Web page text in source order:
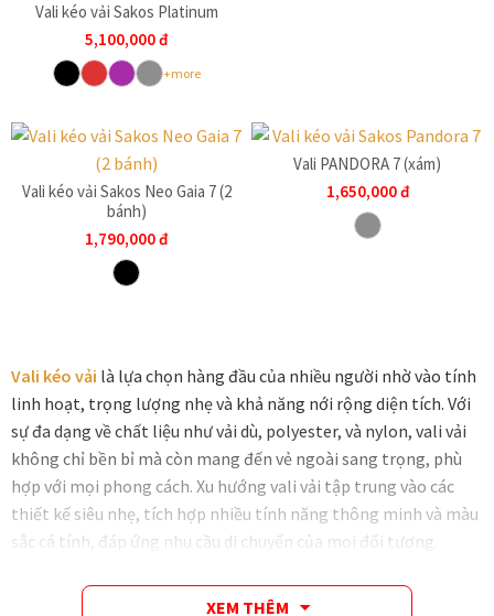
Vali kéo vải Sakos Platinum
5,100,000đ
+more
Vali kéo vải Sakos Neo Gaia 7 (2
bánh)
1,790,000đ
Vali PANDORA 7 (xám)
1,650,000đ
Vali kéo vải là lựa chọn hàng đầu của nhiều người nhờ vào tính
linh hoạt, trọng lượng nhẹ và khả năng nới rộng diện tích. Với
sự đa dạng về chất liệu như vải dù, polyester, và nylon, vali vải
không chỉ bền bỉ mà còn mang đến vẻ ngoài sang trọng, phù
hợp với mọi phong cách. Xu hướng vali vải tập trung vào các
thiết kế siêu nhẹ, tích hợp nhiều tính năng thông minh và màu
sắc cá tính, đáp ứng nhu cầu di chuyển của mọi đối tượng.
XEM THÊM